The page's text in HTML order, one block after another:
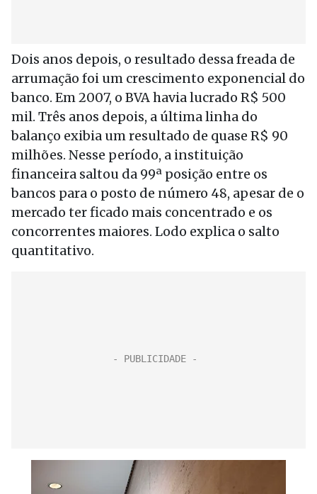
Dois anos depois, o resultado dessa freada de
arrumação foi um crescimento exponencial do
banco. Em 2007, o BVA havia lucrado R$ 500
mil. Três anos depois, a última linha do
balanço exibia um resultado de quase R$ 90
milhões. Nesse período, a instituição
financeira saltou da 99ª posição entre os
bancos para o posto de número 48, apesar de o
mercado ter ficado mais concentrado e os
concorrentes maiores. Lodo explica o salto
quantitativo.